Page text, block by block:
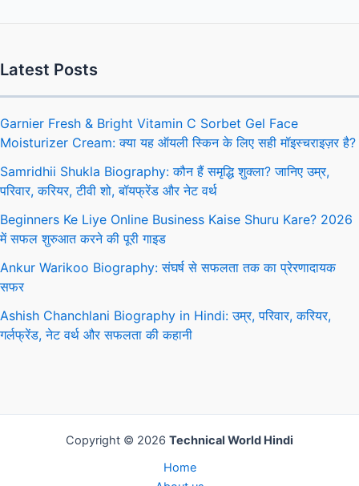
Latest Posts
Garnier Fresh & Bright Vitamin C Sorbet Gel Face
Moisturizer Cream: क्या यह ऑयली स्किन के लिए सही मॉइस्चराइज़र है?
Samridhii Shukla Biography: कौन हैं समृद्धि शुक्ला? जानिए उम्र,
परिवार, करियर, टीवी शो, बॉयफ्रेंड और नेट वर्थ
Beginners Ke Liye Online Business Kaise Shuru Kare? 2026
में सफल शुरुआत करने की पूरी गाइड
Ankur Warikoo Biography: संघर्ष से सफलता तक का प्रेरणादायक
सफर
Ashish Chanchlani Biography in Hindi: उम्र, परिवार, करियर,
गर्लफ्रेंड, नेट वर्थ और सफलता की कहानी
Copyright © 2026 Technical World Hindi
Home